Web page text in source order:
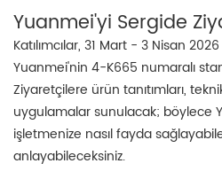
Yuanmei'yi Sergide
Katılımcılar, 31 Mart - 3 Nisan
Yuanmei'nin 4-K665 numaralı
Ziyaretçilere ürün tanıtımları,
uygulamalar sunulacak; böylece
işletmenize nasıl fayda
anlayabileceksiniz.